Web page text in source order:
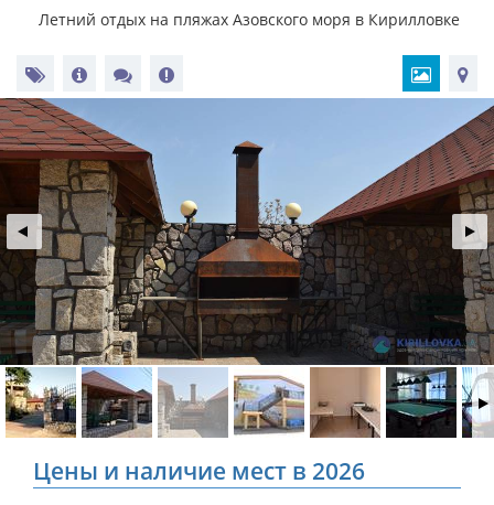
Летний отдых на пляжах Азовского моря в Кирилловке
Цены и наличие мест в 2026